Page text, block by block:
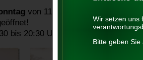
von 11:00 bis 22:00 Uhr
bis 20:30 Uhr
Wir setzen uns
Bitte geben